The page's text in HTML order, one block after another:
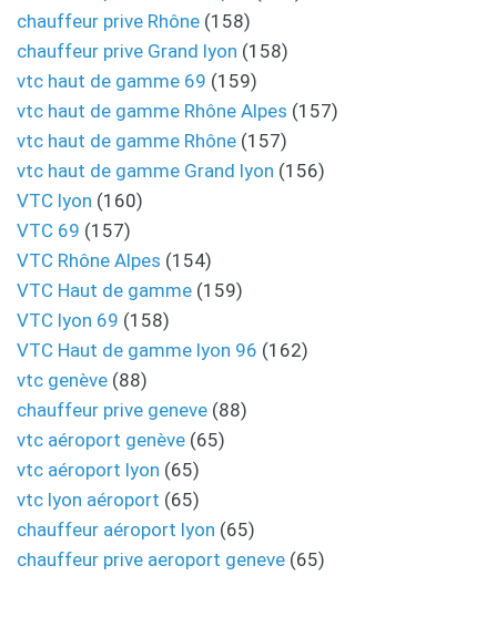
chauffeur prive Rhône (158)
chauffeur prive Grand lyon (158)
vtc haut de gamme 69 (159)
vtc haut de gamme Rhône Alpes (157)
vtc haut de gamme Rhône (157)
vtc haut de gamme Grand lyon (156)
VTC lyon (160)
VTC 69 (157)
VTC Rhône Alpes (154)
VTC Haut de gamme (159)
VTC lyon 69 (158)
VTC Haut de gamme lyon 96 (162)
vtc genève (88)
chauffeur prive geneve (88)
vtc aéroport genève (65)
vtc aéroport lyon (65)
vtc lyon aéroport (65)
chauffeur aéroport lyon (65)
chauffeur prive aeroport geneve (65)